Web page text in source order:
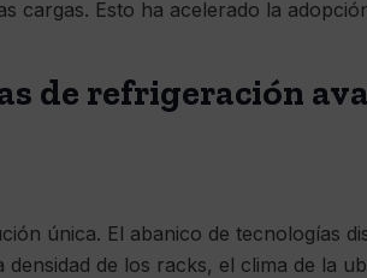
cargas. Esto ha acelerado la
de refrigeración
única. El abanico de tecnologías
densidad de los racks, el clima de la